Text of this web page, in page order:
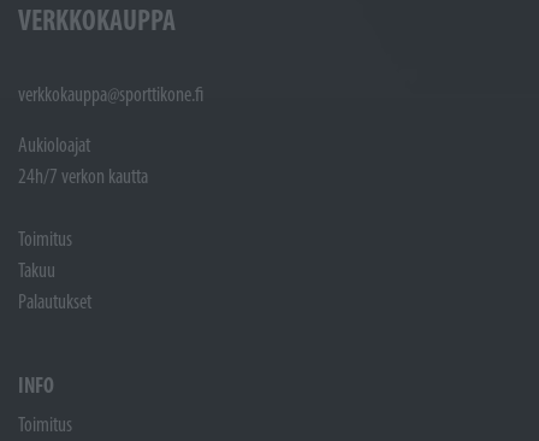
VERKKOKAUPPA
verkkokauppa@sporttikone.fi
Aukioloajat
24h/7 verkon kautta
Toimitus
Takuu
Palautukset
INFO
Toimitus